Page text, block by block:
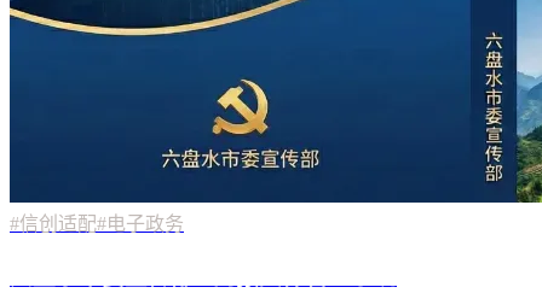
#信创适配#电子政务